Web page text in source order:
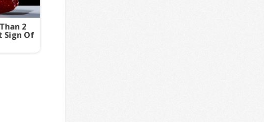
2
Sign Of